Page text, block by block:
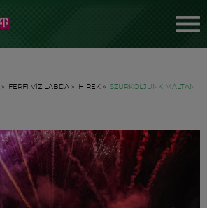
» FÉRFI VÍZILABDA » HÍREK »
SZURKOLJUNK MÁLTÁN